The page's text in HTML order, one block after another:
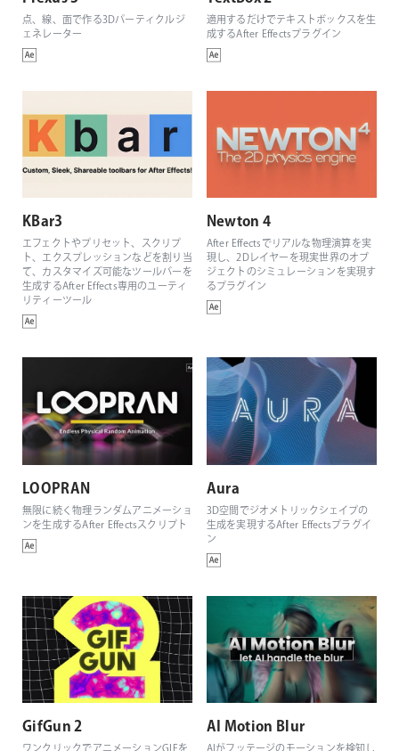
点、線、面で作る3Dパーティクルジ
ェネレーター
適用するだけでテキストボックスを生
成するAfter Effectsプラグイン
KBar3
エフェクトやプリセット、スクリプ
ト、エクスプレッションなどを割り当
て、カスタマイズ可能なツールバーを
生成するAfter Effects専用のユーティ
リティーツール
Newton 4
After Effectsでリアルな物理演算を実
現し、2Dレイヤーを現実世界のオブ
ジェクトのシミュレーションを実現す
るプラグイン
LOOPRAN
無限に続く物理ランダムアニメーショ
ンを生成するAfter Effectsスクリプト
Aura
3D空間でジオメトリックシェイプの
生成を実現するAfter Effectsプラグイ
ン
GifGun 2 AI Motion Blur